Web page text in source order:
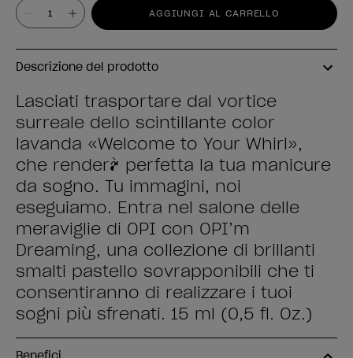
Valore AGGIUNGI AL CARRELLO
Descrizione del prodotto
Lasciati trasportare dal vortice
surreale dello scintillante color
lavanda «Welcome to Your Whirl»,
che renderà perfetta la tua manicure
da sogno. Tu immagini, noi
eseguiamo. Entra nel salone delle
meraviglie di OPI con OPI’m
Dreaming, una collezione di brillanti
smalti pastello sovrapponibili che ti
consentiranno di realizzare i tuoi
sogni più sfrenati. 15 ml (0,5 fl. Oz.)